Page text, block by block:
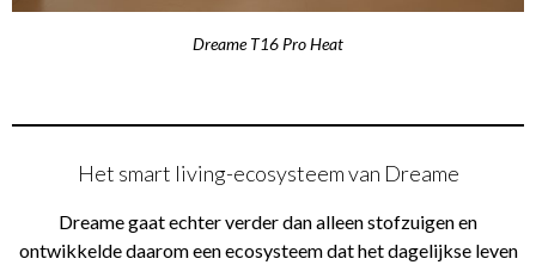
Dreame T16 Pro Heat
Het smart living-ecosysteem van Dreame
Dreame gaat echter verder dan alleen stofzuigen en
ontwikkelde daarom een ecosysteem dat het dagelijkse leven